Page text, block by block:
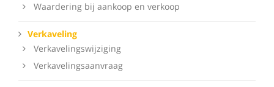
Waardering bij aankoop en verkoop
Verkaveling
Verkavelingswijziging
Verkavelingsaanvraag